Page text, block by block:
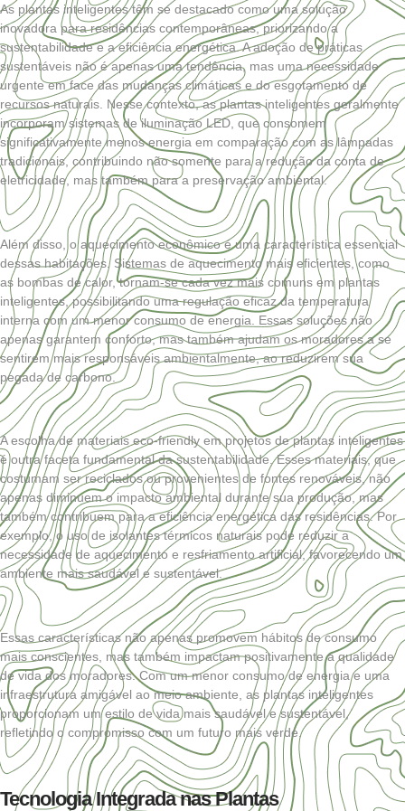
As plantas inteligentes têm se destacado como uma solução
inovadora para residências contemporâneas, priorizando a
sustentabilidade e a eficiência energética. A adoção de práticas
sustentáveis não é apenas uma tendência, mas uma necessidade
urgente em face das mudanças climáticas e do esgotamento de
recursos naturais. Nesse contexto, as plantas inteligentes geralmente
incorporam sistemas de iluminação LED, que consomem
significativamente menos energia em comparação com as lâmpadas
tradicionais, contribuindo não somente para a redução da conta de
eletricidade, mas também para a preservação ambiental.
Além disso, o aquecimento econômico é uma característica essencial
dessas habitações. Sistemas de aquecimento mais eficientes, como
as bombas de calor, tornam-se cada vez mais comuns em plantas
inteligentes, possibilitando uma regulação eficaz da temperatura
interna com um menor consumo de energia. Essas soluções não
apenas garantem conforto, mas também ajudam os moradores a se
sentirem mais responsáveis ambientalmente, ao reduzirem sua
pegada de carbono.
A escolha de materiais eco-friendly em projetos de plantas inteligentes
é outra faceta fundamental da sustentabilidade. Esses materiais, que
costumam ser reciclados ou provenientes de fontes renováveis, não
apenas diminuem o impacto ambiental durante sua produção, mas
também contribuem para a eficiência energética das residências. Por
exemplo, o uso de isolantes térmicos naturais pode reduzir a
necessidade de aquecimento e resfriamento artificial, favorecendo um
ambiente mais saudável e sustentável.
Essas características não apenas promovem hábitos de consumo
mais conscientes, mas também impactam positivamente a qualidade
de vida dos moradores. Com um menor consumo de energia e uma
infraestrutura amigável ao meio ambiente, as plantas inteligentes
proporcionam um estilo de vida mais saudável e sustentável,
refletindo o compromisso com um futuro mais verde.
Tecnologia Integrada nas Plantas